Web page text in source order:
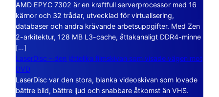
AMD EPYC 7302 är en kraftfull serverprocessor med 16
kärnor och 32 trådar, utvecklad för virtualisering,
databaser och andra krävande arbetsuppgifter. Med Zen
2-arkitektur, 128 MB L3-cache, åttakanaligt DDR4-minne
[…]
LaserDisc – den jättelika filmskivan som visade vägen mot
DVD
LaserDisc var den stora, blanka videoskivan som lovade
bättre bild, bättre ljud och snabbare åtkomst än VHS.